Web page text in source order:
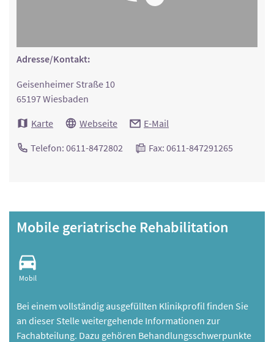
Adresse/Kontakt:
Geisenheimer Straße 10
65197 Wiesbaden
Karte
Webseite E-Mail
Telefon: 0611-8472802 Fax: 0611-847291265
Mobile geriatrische Rehabilitation
Mobil
Bei einem vollständig ausgefüllten Klinikprofil finden Sie
an dieser Stelle weitergehende Informationen zur
Fachabteilung. Dazu gehören Behandlungsschwerpunkte